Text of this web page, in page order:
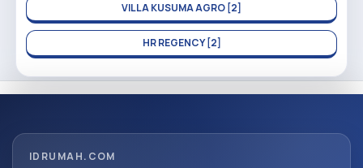
VILLA KUSUMA AGRO [2]
HR REGENCY [2]
IDRUMAH.COM